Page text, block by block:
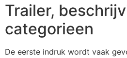
Trailer,
categorieen
De eerste indruk wordt vaak